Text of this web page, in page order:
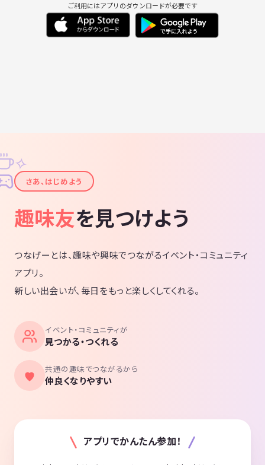
ご利用にはアプリのダウンロードが必要です
✦
✧
さあ、はじめよう
趣味友を見つけよう
つなげーとは、趣味や興味でつながるイベント・コミュニティ
アプリ。
新しい出会いが、毎日をもっと楽しくしてくれる。
イベント・コミュニティが
見つかる・つくれる
共通の趣味でつながるから
仲良くなりやすい
アプリでかんたん参加！